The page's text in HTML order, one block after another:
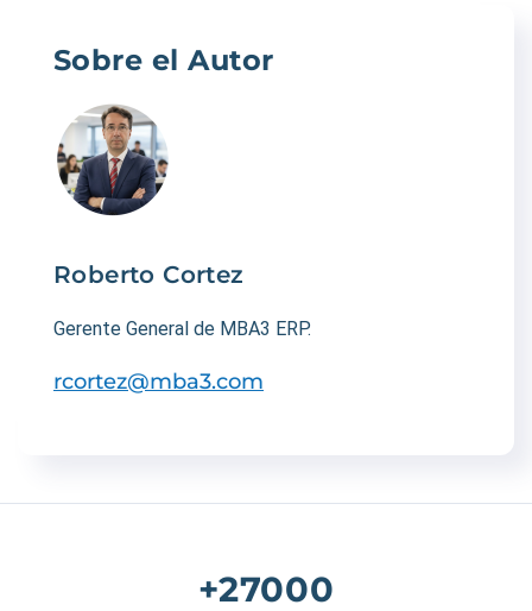
Sobre el Autor
Roberto Cortez
Gerente General de MBA3 ERP.
rcortez@mba3.com
+27000